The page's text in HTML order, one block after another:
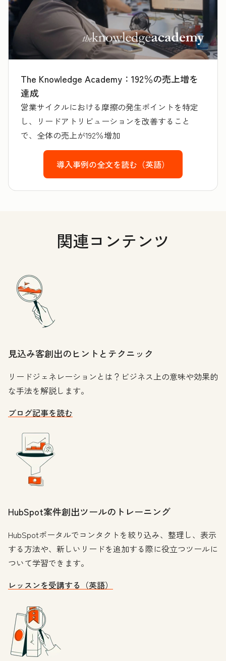
The Knowledge Academy：192％の売上増を
達成
営業サイクルにおける摩擦の発生ポイントを特定
し、リードアトリビューションを改善すること
で、全体の売上が192％増加
導入事例の全文を読む（英語）
関連コンテンツ
見込み客創出のヒントとテクニック
リードジェネレーションとは？ビジネス上の意味や効果的
な手法を解説します。
ブログ記事を読む
HubSpot案件創出ツールのトレーニング
HubSpotポータルでコンタクトを絞り込み、整理し、表示
する方法や、新しいリードを追加する際に役立つツールに
ついて学習できます。
レッスンを受講する（英語）